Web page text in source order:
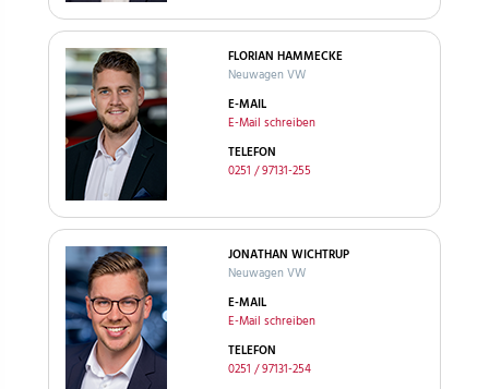
FLORIAN HAMMECKE
Neuwagen VW
E-MAIL
E-Mail schreiben
TELEFON
0251 / 97131-255
JONATHAN WICHTRUP
Neuwagen VW
E-MAIL
E-Mail schreiben
TELEFON
0251 / 97131-254